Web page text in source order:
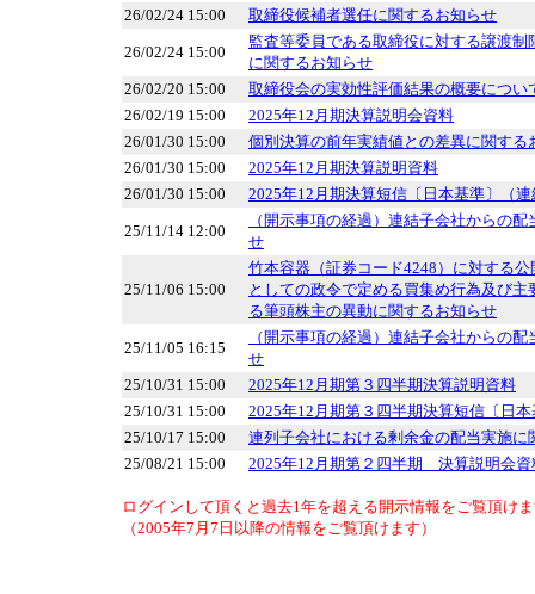
26/02/24 15:00
取締役候補者選任に関するお知らせ
26/02/24 15:00
監査等委員である取締役に対する譲渡制
に関するお知らせ
26/02/20 15:00
取締役会の実効性評価結果の概要につい
26/02/19 15:00
2025年12月期決算説明会資料
26/01/30 15:00
個別決算の前年実績値との差異に関する
26/01/30 15:00
2025年12月期決算説明資料
26/01/30 15:00
2025年12月期決算短信〔日本基準〕（連
25/11/14 12:00
（開示事項の経過）連結子会社からの
せ
25/11/06 15:00
竹本容器（証券コード4248）に対する
としての政令で定める買集め行為及び
る筆頭株主の異動に関するお知らせ
25/11/05 16:15
（開示事項の経過）連結子会社からの
せ
25/10/31 15:00
2025年12月期第３四半期決算説明資料
25/10/31 15:00
2025年12月期第３四半期決算短信〔日
25/10/17 15:00
連列子会社における剰余金の配当実施に
25/08/21 15:00
2025年12月期第２四半期 決算説明会資
ログインして頂くと過去1年を超える開示情報をご覧頂け
（2005年7月7日以降の情報をご覧頂けます）